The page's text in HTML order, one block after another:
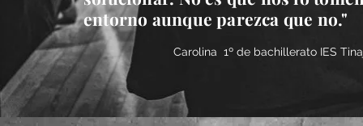
Carolina 1º de bachillerato IES
entorno aunque parezca que no."